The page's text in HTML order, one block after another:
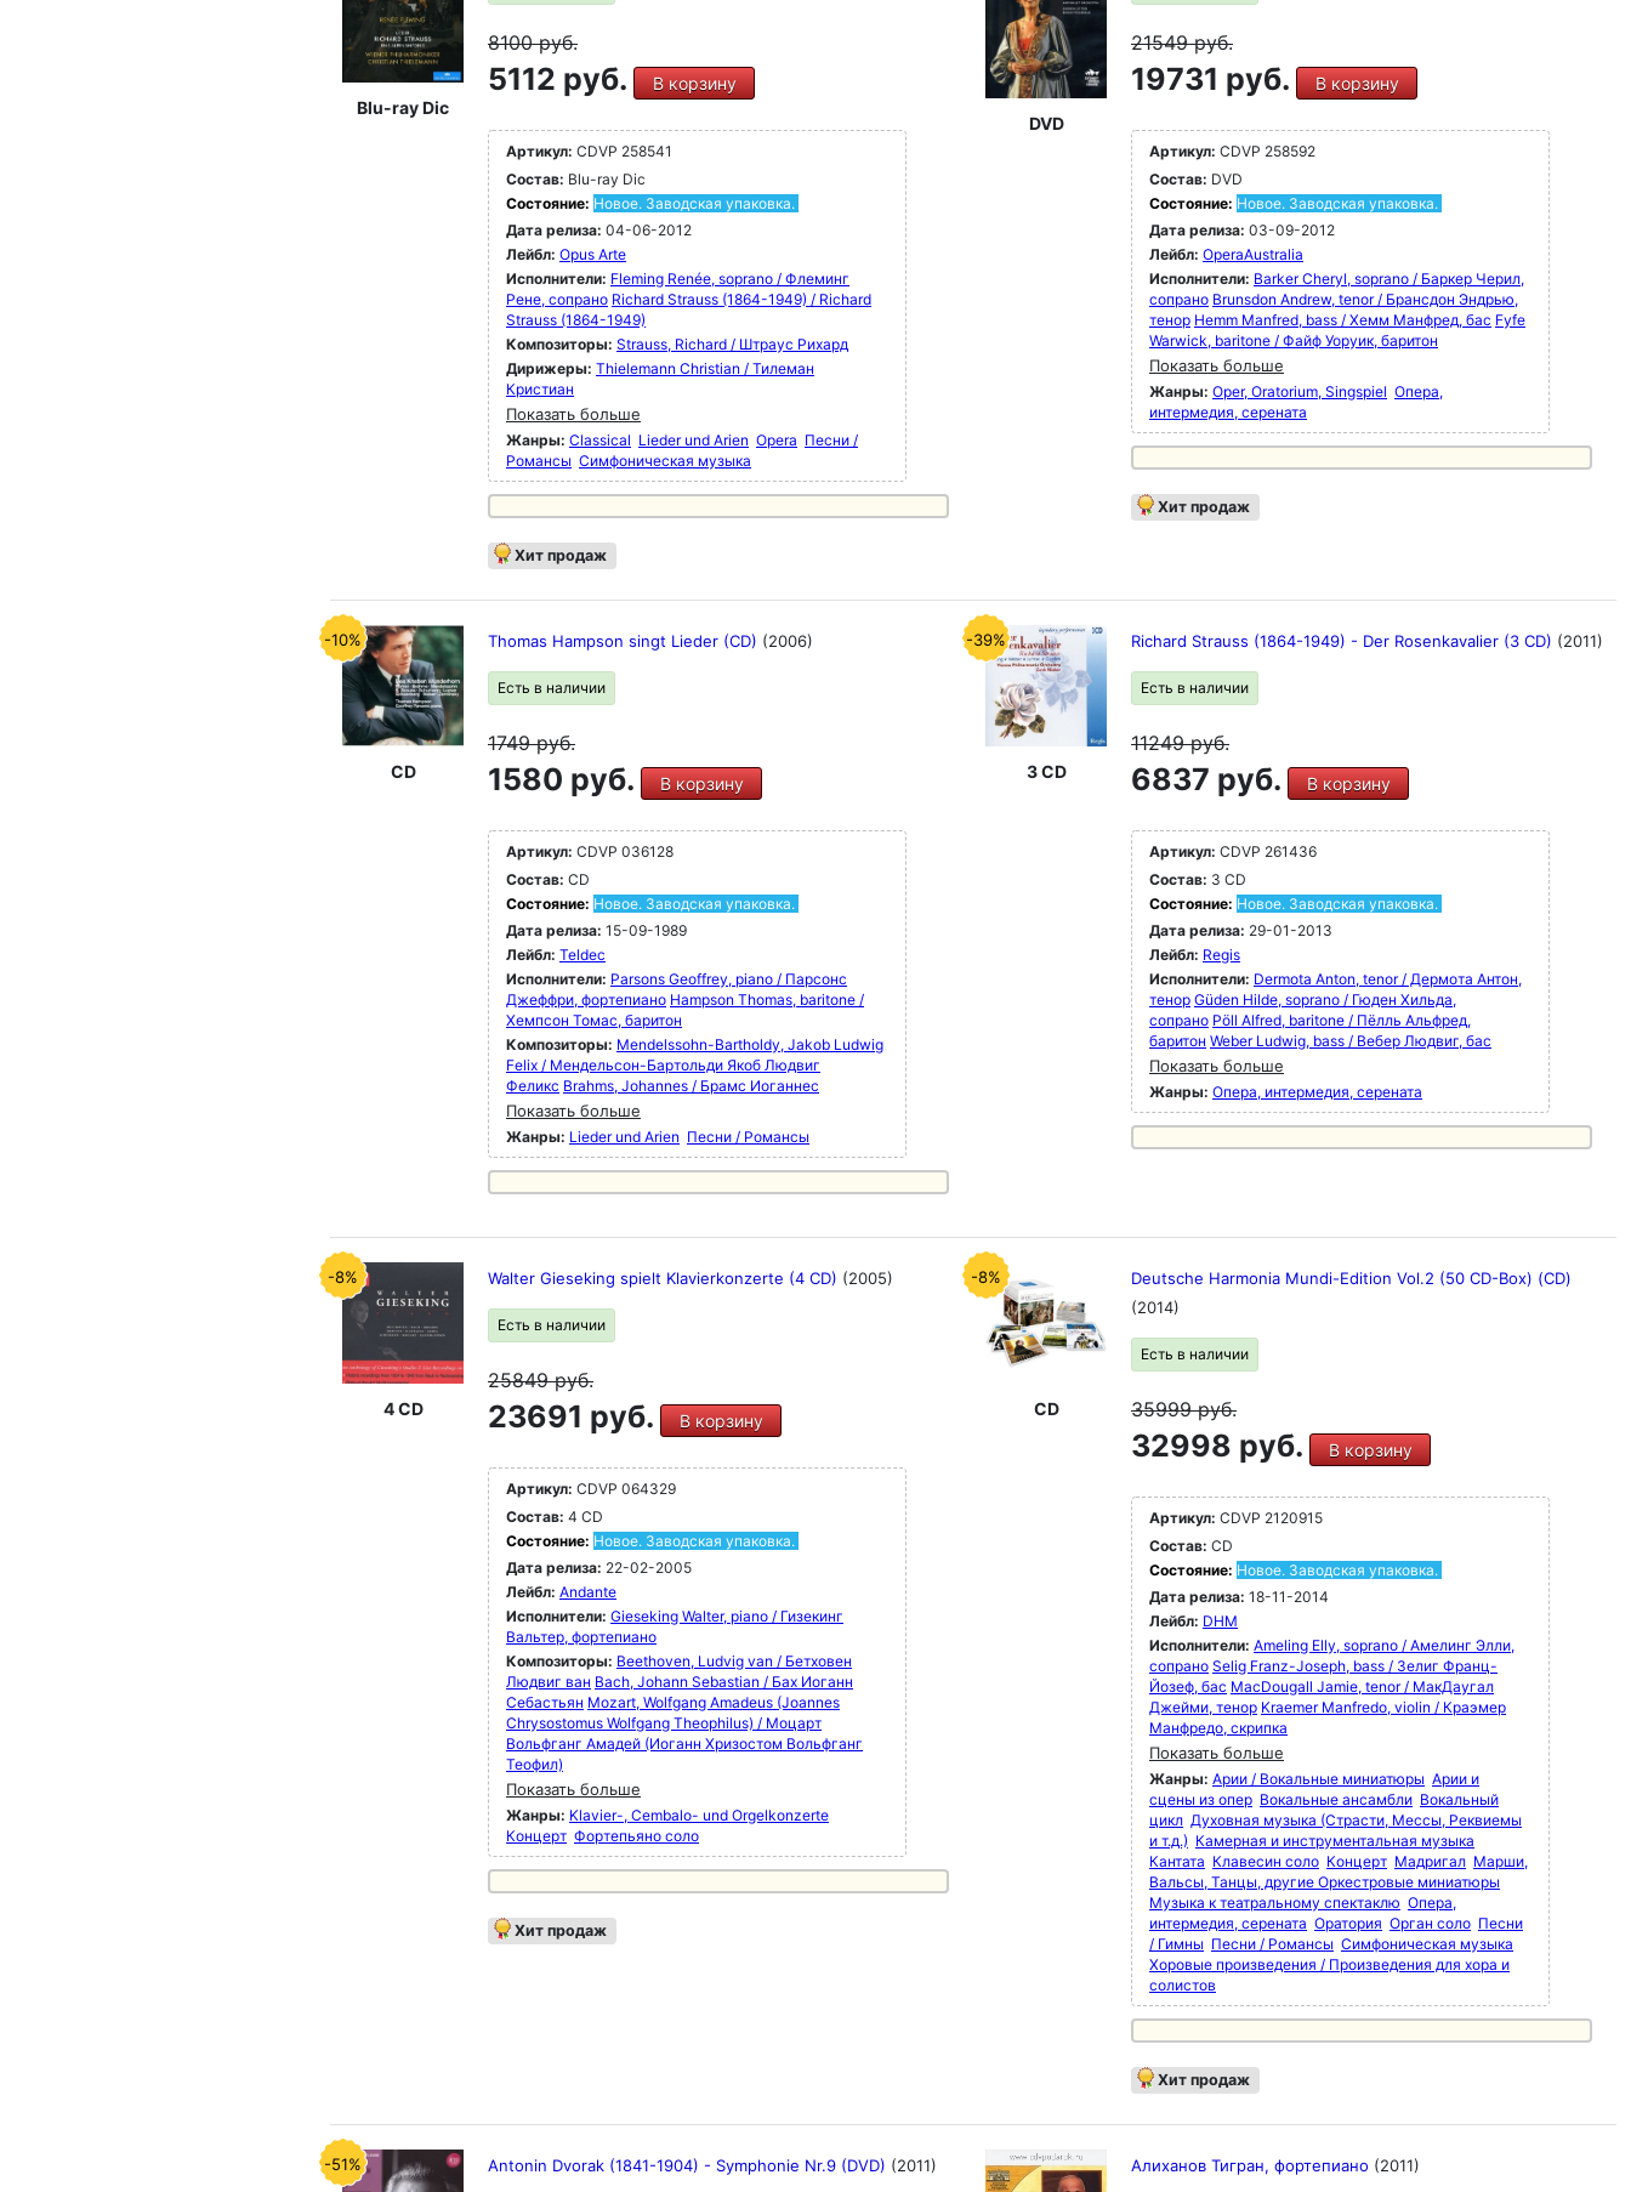
Blu-ray Dic
8100руб.
5112 руб. В корзину
Артикул: CDVP 258541
Состав: Blu-ray Dic
Состояние: Новое. Заводская упаковка.
Дата релиза: 04-06-2012
Лейбл: Opus Arte
Исполнители: Fleming Renée, soprano / Флеминг
Рене, сопрано Richard Strauss (1864-1949) / Richard
Strauss (1864-1949)
Композиторы: Strauss, Richard / Штраус Рихард
Дирижеры: Thielemann Christian / Тилеман
Кристиан
Показать больше
Жанры: Classical Lieder und Arien Opera Песни /
Романсы Симфоническая музыка
Хит продаж
DVD
21549руб.
19731 руб. В корзину
Артикул: CDVP 258592
Состав: DVD
Состояние: Новое. Заводская упаковка.
Дата релиза: 03-09-2012
Лейбл: OperaAustralia
Исполнители: Barker Cheryl, soprano / Баркер Черил,
сопрано Brunsdon Andrew, tenor / Брансдон Эндрью,
тенор Hemm Manfred, bass / Хемм Манфред, бас Fyfe
Warwick, baritone / Файф Уоруик, баритон
Показать больше
Жанры: Oper, Oratorium, Singspiel Опера,
интермедия, серената
Хит продаж
-10%
CD
Thomas Hampson singt Lieder (CD) (2006)
Есть в наличии
1749руб.
1580 руб. В корзину
Артикул: CDVP 036128
Состав: CD
Состояние: Новое. Заводская упаковка.
Дата релиза: 15-09-1989
Лейбл: Teldec
Исполнители: Parsons Geoffrey, piano / Парсонс
Джеффри, фортепиано Hampson Thomas, baritone /
Хемпсон Томас, баритон
Композиторы: Mendelssohn-Bartholdy, Jakob Ludwig
Felix / Мендельсон-Бартольди Якоб Людвиг
Феликс Brahms, Johannes / Брамс Иоганнес
Показать больше
Жанры: Lieder und Arien Песни / Романсы
-39%
3 CD
Richard Strauss (1864-1949) - Der Rosenkavalier (3 CD) (2011)
Есть в наличии
11249руб.
6837 руб. В корзину
Артикул: CDVP 261436
Состав: 3 CD
Состояние: Новое. Заводская упаковка.
Дата релиза: 29-01-2013
Лейбл: Regis
Исполнители: Dermota Anton, tenor / Дермота Антон,
тенор Güden Hilde, soprano / Гюден Хильда,
сопрано Pöll Alfred, baritone / Пёлль Альфред,
баритон Weber Ludwig, bass / Вебер Людвиг, бас
Показать больше
Жанры: Опера, интермедия, серената
-8%
4 CD
Walter Gieseking spielt Klavierkonzerte (4 CD) (2005)
Есть в наличии
25849руб.
23691 руб. В корзину
Артикул: CDVP 064329
Состав: 4 CD
Состояние: Новое. Заводская упаковка.
Дата релиза: 22-02-2005
Лейбл: Andante
Исполнители: Gieseking Walter, piano / Гизекинг
Вальтер, фортепиано
Композиторы: Beethoven, Ludvig van / Бетховен
Людвиг ван Bach, Johann Sebastian / Бах Иоганн
Себастьян Mozart, Wolfgang Amadeus (Joannes
Chrysostomus Wolfgang Theophilus) / Моцарт
Вольфганг Амадей (Иоганн Хризостом Вольфганг
Теофил)
Показать больше
Жанры: Klavier-, Cembalo- und Orgelkonzerte
Концерт Фортепьяно соло
Хит продаж
-8%
CD
Deutsche Harmonia Mundi-Edition Vol.2 (50 CD-Box) (CD)
(2014)
Есть в наличии
35999руб.
32998 руб. В корзину
Артикул: CDVP 2120915
Состав: CD
Состояние: Новое. Заводская упаковка.
Дата релиза: 18-11-2014
Лейбл: DHM
Исполнители: Ameling Elly, soprano / Амелинг Элли,
сопрано Selig Franz-Joseph, bass / Зелиг Франц-
Йозеф, бас MacDougall Jamie, tenor / МакДаугал
Джейми, тенор Kraemer Manfredo, violin / Краэмер
Манфредо, скрипка
Показать больше
Жанры: Арии / Вокальные миниатюры Арии и
сцены из опер Вокальные ансамбли Вокальный
цикл Духовная музыка (Страсти, Мессы, Реквиемы
и т.д.) Камерная и инструментальная музыка
Кантата Клавесин соло Концерт Мадригал Марши,
Вальсы, Танцы, другие Оркестровые миниатюры
Музыка к театральному спектаклю Опера,
интермедия, серената Оратория Орган соло Песни
/ Гимны Песни / Романсы Симфоническая музыка
Хоровые произведения / Произведения для хора и
солистов
Хит продаж
-51% Antonin Dvorak (1841-1904) - Symphonie Nr.9 (DVD) (2011) Алиханов Тигран, фортепиано (2011)